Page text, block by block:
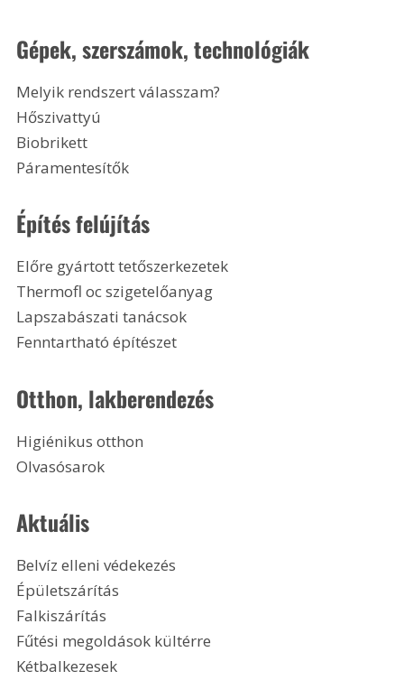
Gépek, szerszámok, technológiák
Melyik rendszert válasszam?
Hőszivattyú
Biobrikett
Páramentesítők
Építés felújítás
Előre gyártott tetőszerkezetek
Thermofl oc szigetelőanyag
Lapszabászati tanácsok
Fenntartható építészet
Otthon, lakberendezés
Higiénikus otthon
Olvasósarok
Aktuális
Belvíz elleni védekezés
Épületszárítás
Falkiszárítás
Fűtési megoldások kültérre
Kétbalkezesek